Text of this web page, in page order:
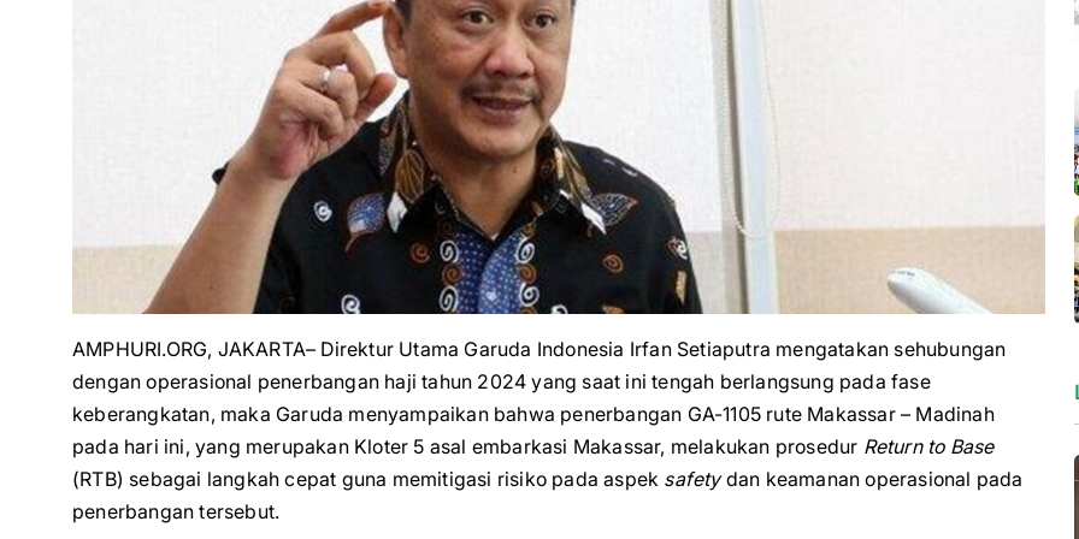
AMPHURI.ORG, JAKARTA– Direktur Utama Garuda Indonesia Irfan Setiaputra mengatakan sehubungan
dengan operasional penerbangan haji tahun 2024 yang saat ini tengah berlangsung pada fase
keberangkatan, maka Garuda menyampaikan bahwa penerbangan GA-1105 rute Makassar – Madinah
pada hari ini, yang merupakan Kloter 5 asal embarkasi Makassar, melakukan prosedur Return to Base
(RTB) sebagai langkah cepat guna memitigasi risiko pada aspek safetydan keamanan operasional pada
penerbangan tersebut.